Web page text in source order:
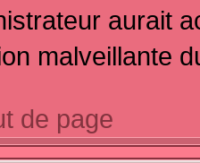
aurait
malveillante
de page